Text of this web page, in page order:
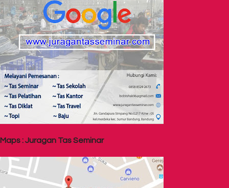
Maps : Juragan Tas Seminar